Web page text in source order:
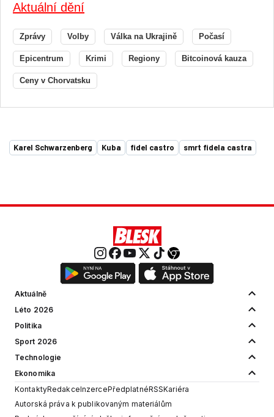
Aktuální dění
Zprávy Volby Válka na Ukrajině Počasí
Epicentrum Krimi Regiony Bitcoinová kauza
Ceny v Chorvatsku
Karel Schwarzenberg Kuba fidel castro smrt fidela castra
Aktuálně
Léto 2026
Politika
Sport 2026
Technologie
Ekonomika
KontaktyRedakceInzercePředplatnéRSSKariéra
Autorská práva k publikovaným materiálům